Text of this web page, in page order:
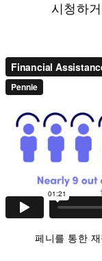
시청하
페니를 통한